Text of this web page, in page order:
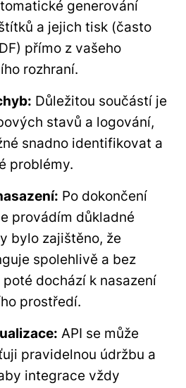
generování
a jejich tisk (často
přímo z vašeho
rozhraní.
Důležitou součástí je
stavů a logování,
snadno identifikovat a
problémy.
Po dokončení
provádím důkladné
bylo zajištěno, že
spolehlivě a bez
dochází k nasazení
prostředí.
API se může
pravidelnou údržbu a
integrace vždy